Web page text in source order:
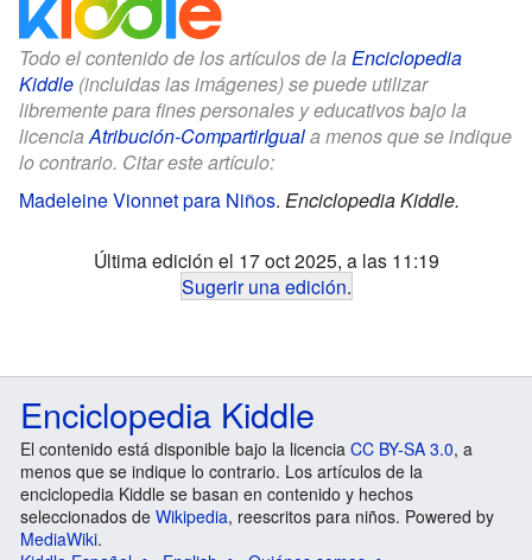
Todo el contenido de los artículos de la Enciclopedia
Kiddle (incluidas las imágenes) se puede utilizar
libremente para fines personales y educativos bajo la
licenciaAtribución-CompartirIguala menos que se indique
lo contrario. Citar este artículo:
Madeleine Vionnet para Niños. Enciclopedia Kiddle.
Última edición el 17 oct 2025, a las 11:19
Sugerir una edición.
Enciclopedia Kiddle
El contenido está disponible bajo la licencia CC BY-SA 3.0, a
menos que se indique lo contrario. Los artículos de la
enciclopedia Kiddle se basan en contenido y hechos
seleccionados de Wikipedia, reescritos para niños. Powered by
MediaWiki.